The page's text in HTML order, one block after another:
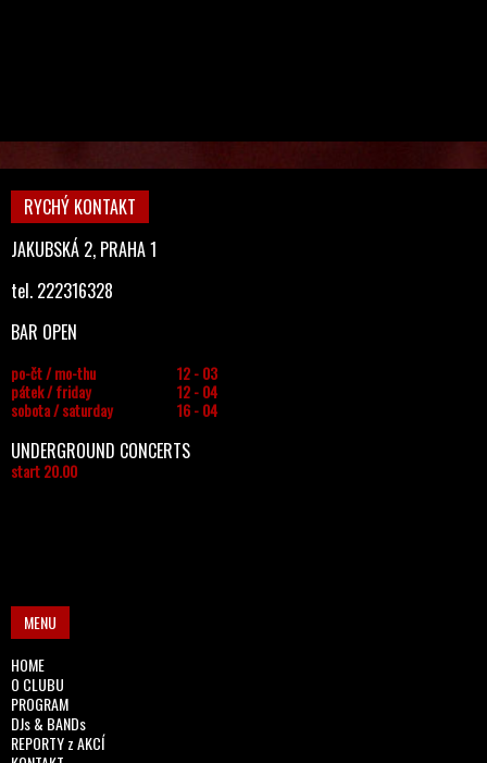
RYCHÝ KONTAKT
JAKUBSKÁ 2, PRAHA 1
tel. 222316328
BAR OPEN
po-čt / mo-thu
12 - 03
pátek / friday
12 - 04
sobota / saturday
16 - 04
UNDERGROUND CONCERTS
start 20.00
MENU
HOME
O CLUBU
PROGRAM
DJs & BANDs
REPORTY z AKCÍ